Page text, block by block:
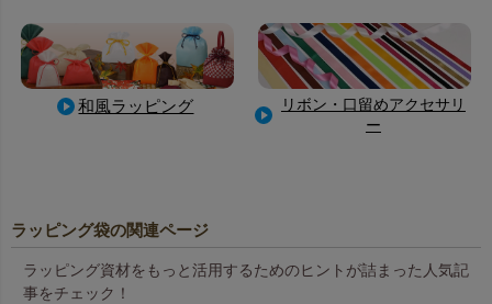
和風ラッピング
リボン・口留めアクセサリ
ー
ラッピング袋の関連ページ
ラッピング資材をもっと活用するためのヒントが詰まった人気記
事をチェック！